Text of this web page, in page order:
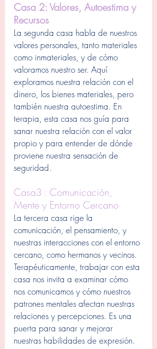
Casa 2: Valores, Autoestima y
Recursos
La segunda casa habla de nuestros
valores personales, tanto materiales
como inmateriales, y de cómo
valoramos nuestro ser. Aquí
exploramos nuestra relación con el
dinero, los bienes materiales, pero
también nuestra autoestima. En
terapia, esta casa nos guía para
sanar nuestra relación con el valor
propio y para entender de dónde
proviene nuestra sensación de
seguridad.
Casa3 : Comunicación,
Mente y Entorno Cercano
La tercera casa rige la
comunicación, el pensamiento, y
nuestras interacciones con el entorno
cercano, como hermanos y vecinos.
Terapéuticamente, trabajar con esta
casa nos invita a examinar cómo
nos comunicamos y cómo nuestros
patrones mentales afectan nuestras
relaciones y percepciones. Es una
puerta para sanar y mejorar
nuestras habilidades de expresión.